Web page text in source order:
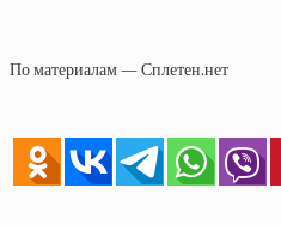
По материалам — Сплетен.нет